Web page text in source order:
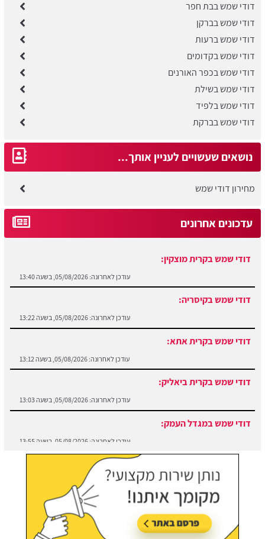
דודי שמש בבת חפר
דודי שמש בברקן
דודי שמש ברעות
דודי שמש בקדומים
דודי שמש בכפר האורנים
דודי שמש בשילת
דודי שמש בלפיד
דודי שמש בברקת
נושאים שעשויים לעניין אותך...
מחירון דודי שמש
עדכונים אחרונים
דודי שמש בקיסריה:
דודי שמש בקרית אתא:
דודי שמש בקרית ביאליק:
דודי שמש במגדל העמק: